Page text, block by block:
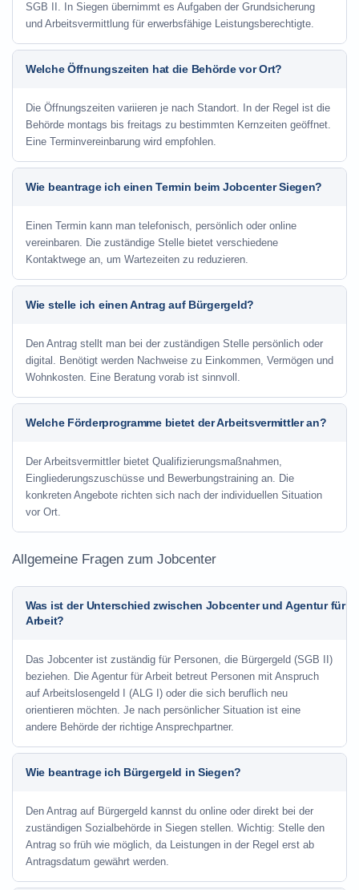
SGB II. In Siegen übernimmt es Aufgaben der Grundsicherung
und Arbeitsvermittlung für erwerbsfähige Leistungsberechtigte.
Welche Öffnungszeiten hat die Behörde vor Ort?
Die Öffnungszeiten variieren je nach Standort. In der Regel ist die
Behörde montags bis freitags zu bestimmten Kernzeiten geöffnet.
Eine Terminvereinbarung wird empfohlen.
Wie beantrage ich einen Termin beim Jobcenter Siegen?
Einen Termin kann man telefonisch, persönlich oder online
vereinbaren. Die zuständige Stelle bietet verschiedene
Kontaktwege an, um Wartezeiten zu reduzieren.
Wie stelle ich einen Antrag auf Bürgergeld?
Den Antrag stellt man bei der zuständigen Stelle persönlich oder
digital. Benötigt werden Nachweise zu Einkommen, Vermögen und
Wohnkosten. Eine Beratung vorab ist sinnvoll.
Welche Förderprogramme bietet der Arbeitsvermittler an?
Der Arbeitsvermittler bietet Qualifizierungsmaßnahmen,
Eingliederungszuschüsse und Bewerbungstraining an. Die
konkreten Angebote richten sich nach der individuellen Situation
vor Ort.
Allgemeine Fragen zum Jobcenter
Was ist der Unterschied zwischen Jobcenter und Agentur für
Arbeit?
Das Jobcenter ist zuständig für Personen, die Bürgergeld (SGB II)
beziehen. Die Agentur für Arbeit betreut Personen mit Anspruch
auf Arbeitslosengeld I (ALG I) oder die sich beruflich neu
orientieren möchten. Je nach persönlicher Situation ist eine
andere Behörde der richtige Ansprechpartner.
Wie beantrage ich Bürgergeld in Siegen?
Den Antrag auf Bürgergeld kannst du online oder direkt bei der
zuständigen Sozialbehörde in Siegen stellen. Wichtig: Stelle den
Antrag so früh wie möglich, da Leistungen in der Regel erst ab
Antragsdatum gewährt werden.